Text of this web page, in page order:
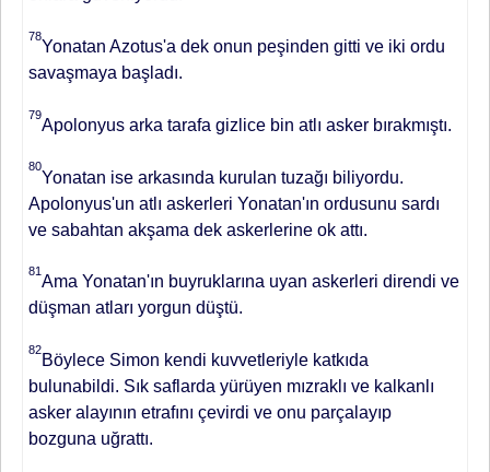
78
Yonatan Azotus'a dek onun peşinden gitti ve iki ordu
savaşmaya başladı.
79
Apolonyus arka tarafa giz­lice bin atlı asker bırakmıştı.
80
Yonatan ise arkasında kurulan tuzağı bili­yordu.
Apolonyus'un atlı askerleri Yonatan'ın ordusunu sardı
ve sabah­tan akşama dek askerlerine ok attı.
81
Ama Yonatan'ın buyruklarına uyan askerleri direndi ve
düşman atları yor­gun düştü.
82
Böylece Simon kendi kuvvetleriyle katkıda
bulunabildi. Sık saflarda yürüyen mızraklı ve kalkanlı
asker alayının etrafını çevirdi ve onu parçalayıp
bozguna uğrattı.